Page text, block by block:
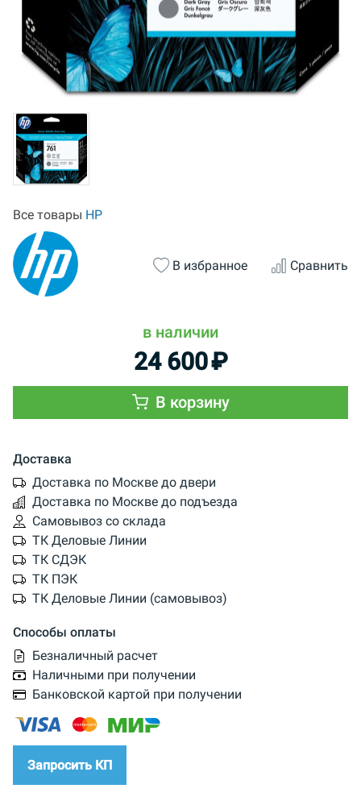
Все товары HP
В избранное Сравнить
в наличии
24 600₽
В корзину
Доставка
Доставка по Москве до двери
Доставка по Москве до подъезда
Самовывоз со склада
ТК Деловые Линии
ТК СДЭК
ТК ПЭК
ТК Деловые Линии (самовывоз)
Способы оплаты
Безналичный расчет
Наличными при получении
Банковской картой при получении
Запросить КП